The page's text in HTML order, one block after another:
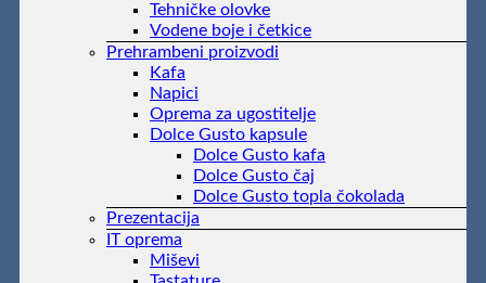
Tehničke olovke
Vodene boje i četkice
Prehrambeni proizvodi
Kafa
Napici
Oprema za ugostitelje
Dolce Gusto kapsule
Dolce Gusto kafa
Dolce Gusto čaj
Dolce Gusto topla čokolada
Prezentacija
IT oprema
Miševi